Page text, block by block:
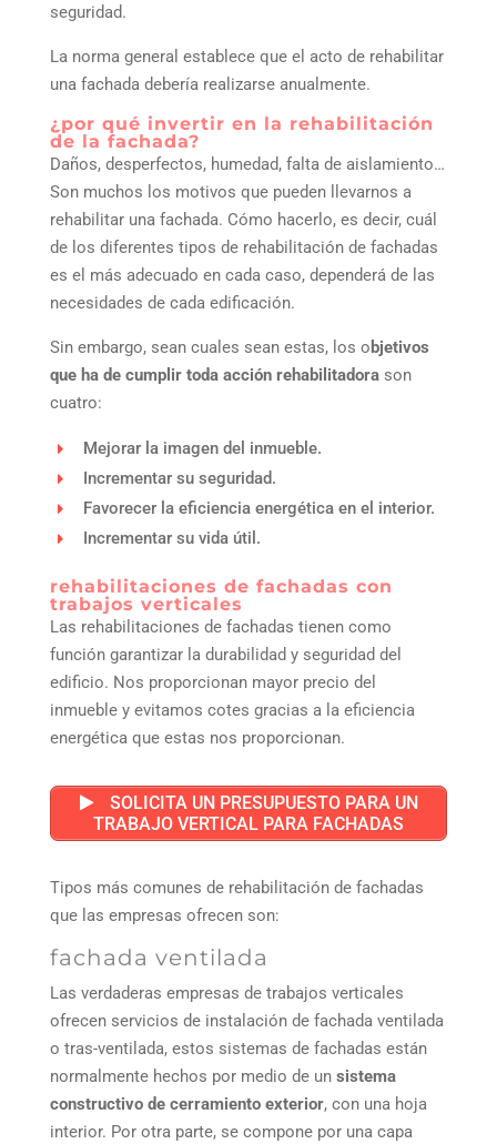
seguridad.
La norma general establece que el acto de rehabilitar
una fachada debería realizarse anualmente.
¿por qué invertir en la rehabilitación
de la fachada?
Daños, desperfectos, humedad, falta de aislamiento…
Son muchos los motivos que pueden llevarnos a
rehabilitar una fachada. Cómo hacerlo, es decir, cuál
de los diferentes tipos de rehabilitación de fachadas
es el más adecuado en cada caso, dependerá de las
necesidades de cada edificación.
Sin embargo, sean cuales sean estas, los o bjetivos
que ha de cumplir toda acción rehabilitadorason
cuatro:
Mejorar la imagen del inmueble.
Incrementar su seguridad.
Favorecer la eficiencia energética en el interior.
Incrementar su vida útil.
rehabilitaciones de fachadas con
trabajos verticales
Las rehabilitaciones de fachadas tienen como
función garantizar la durabilidad y seguridad del
edificio. Nos proporcionan mayor precio del
inmueble y evitamos cotes gracias a la eficiencia
energética que estas nos proporcionan.
SOLICITA UN PRESUPUESTO PARA UN
TRABAJO VERTICAL PARA FACHADAS
Tipos más comunes de rehabilitación de fachadas
que las empresas ofrecen son:
fachada ventilada
Las verdaderas empresas de trabajos verticales
ofrecen servicios de instalación de fachada ventilada
o tras-ventilada, estos sistemas de fachadas están
normalmente hechos por medio de un sistema
constructivo de cerramiento exterior, con una hoja
interior. Por otra parte, se compone por una capa